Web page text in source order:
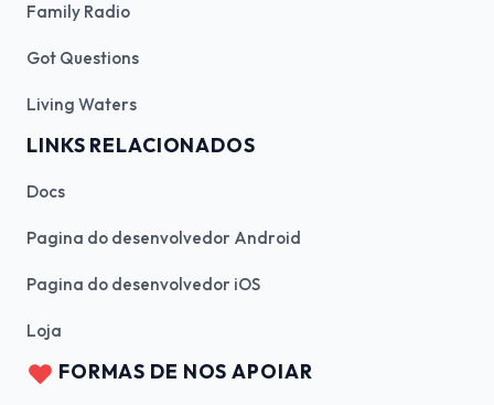
Family Radio
Got Questions
Living Waters
LINKS RELACIONADOS
Docs
Pagina do desenvolvedor Android
Pagina do desenvolvedor iOS
Loja
FORMAS DE NOS APOIAR